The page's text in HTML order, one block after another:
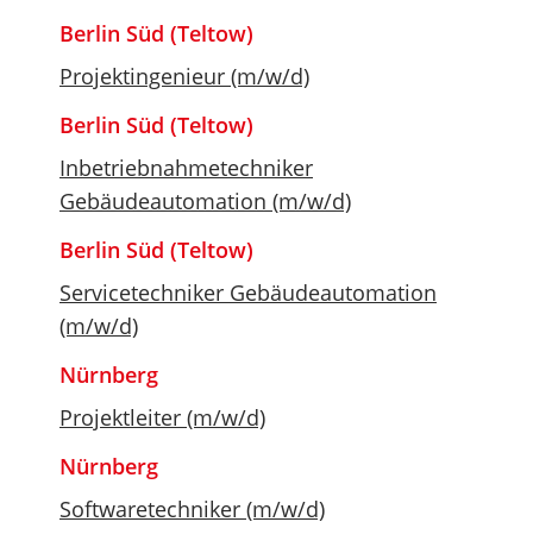
Berlin Süd (Teltow)
Projektingenieur (m/w/d)
Berlin Süd (Teltow)
Inbetriebnahmetechniker
Gebäudeautomation (m/w/d)
Berlin Süd (Teltow)
Servicetechniker Gebäudeautomation
(m/w/d)
Nürnberg
Projektleiter (m/w/d)
Nürnberg
Softwaretechniker (m/w/d)